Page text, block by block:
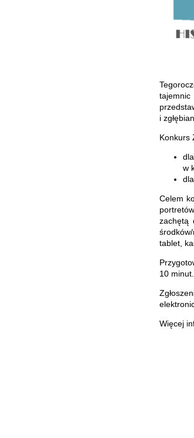
i
Konkurs
w
Celem
zachętą
tablet,
10 minut.
Więcej